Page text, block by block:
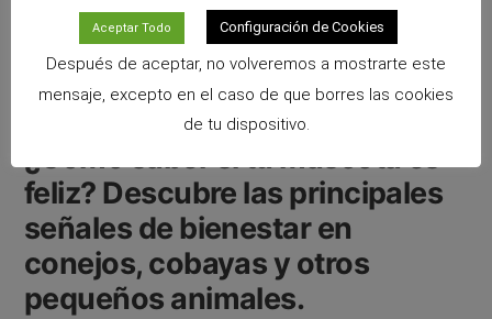
alimentación,cobaya,cobayas,conejo,cuidado,huron,salud
Deja un comentario
¿Cómo saber si tu mascota es
feliz? Descubre las principales
señales de bienestar en
conejos, cobayas y otros
pequeños animales.
Aceptar Todo Configuración de Cookies
Después de aceptar, no volveremos a mostrarte este
mensaje, excepto en el caso de que borres las cookies
de tu dispositivo.